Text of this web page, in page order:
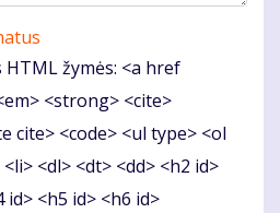
HTML žymės: <a href
<strong> <cite>
cite> <code> <ul type> <ol
<dl> <dt> <dd> <h2 id>
id> <h5 id> <h6 id>